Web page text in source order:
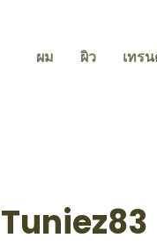
ผม ผิว เทร